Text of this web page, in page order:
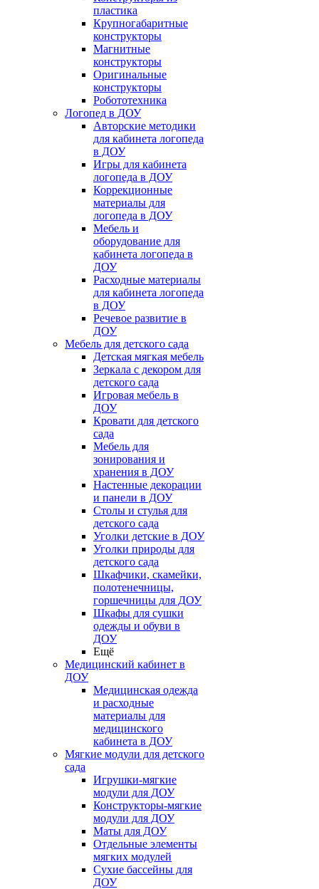
пластика
Крупногабаритные
конструкторы
Магнитные
конструкторы
Оригинальные
конструкторы
Робототехника
Логопед в ДОУ
Авторские методики
для кабинета логопеда
в ДОУ
Игры для кабинета
логопеда в ДОУ
Коррекционные
материалы для
логопеда в ДОУ
Мебель и
оборудование для
кабинета логопеда в
ДОУ
Расходные материалы
для кабинета логопеда
в ДОУ
Речевое развитие в
ДОУ
Мебель для детского сада
Детская мягкая мебель
Зеркала с декором для
детского сада
Игровая мебель в
ДОУ
Кровати для детского
сада
Мебель для
зонирования и
хранения в ДОУ
Настенные декорации
и панели в ДОУ
Столы и стулья для
детского сада
Уголки детские в ДОУ
Уголки природы для
детского сада
Шкафчики, скамейки,
полотенечницы,
горшечницы для ДОУ
Шкафы для сушки
одежды и обуви в
ДОУ
Ещё
Медицинский кабинет в
ДОУ
Медицинская одежда
и расходные
материалы для
медицинского
кабинета в ДОУ
Мягкие модули для детского
сада
Игрушки-мягкие
модули для ДОУ
Конструкторы-мягкие
модули для ДОУ
Маты для ДОУ
Отдельные элементы
мягких модулей
Сухие бассейны для
ДОУ